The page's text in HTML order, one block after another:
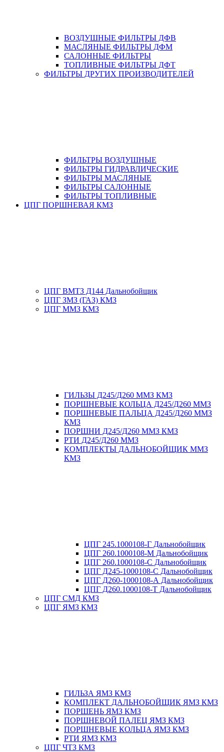
ВОЗДУШНЫЕ ФИЛЬТРЫ ДФВ
МАСЛЯНЫЕ ФИЛЬТРЫ ДФМ
САЛОННЫЕ ФИЛЬТРЫ
ТОПЛИВНЫЕ ФИЛЬТРЫ ДФТ
ФИЛЬТРЫ ДРУГИХ ПРОИЗВОДИТЕЛЕЙ
ФИЛЬТРЫ ВОЗДУШНЫЕ
ФИЛЬТРЫ ГИДРАВЛИЧЕСКИЕ
ФИЛЬТРЫ МАСЛЯНЫЕ
ФИЛЬТРЫ САЛОННЫЕ
ФИЛЬТРЫ ТОПЛИВНЫЕ
ЦПГ ПОРШНЕВАЯ КМЗ
ЦПГ ВМТЗ Д144 Дальнобойщик
ЦПГ ЗМЗ (ГАЗ) КМЗ
ЦПГ ММЗ КМЗ
ГИЛЬЗЫ Д245/Д260 ММЗ КМЗ
ПОРШНЕВЫЕ КОЛЬЦА Д245/Д260 ММЗ
ПОРШНЕВЫЕ ПАЛЬЦА Д245/Д260 ММЗ
КМЗ
ПОРШНИ Д245/Д260 ММЗ КМЗ
РТИ Д245/Д260 ММЗ
КОМПЛЕКТЫ ДАЛЬНОБОЙЩИК ММЗ
КМЗ
ЦПГ 245.1000108-Г Дальнобойщик
ЦПГ 260.1000108-М Дальнобойщик
ЦПГ 260.1000108-С Дальнобойщик
ЦПГ Д245-1000108-С Дальнобойщик
ЦПГ Д260-1000108-А Дальнобойщик
ЦПГ Д260.1000108-Т Дальнобойщик
ЦПГ СМД КМЗ
ЦПГ ЯМЗ КМЗ
ГИЛЬЗА ЯМЗ КМЗ
КОМПЛЕКТ ДАЛЬНОБОЙЩИК ЯМЗ КМЗ
ПОРШЕНЬ ЯМЗ КМЗ
ПОРШНЕВОЙ ПАЛЕЦ ЯМЗ КМЗ
ПОРШНЕВЫЕ КОЛЬЦА ЯМЗ КМЗ
РТИ ЯМЗ КМЗ
ЦПГ ЧТЗ КМЗ